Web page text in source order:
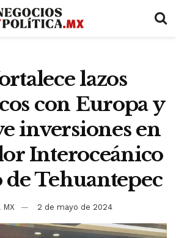
lazos
con Europa y
inversiones en
Interoceánico
Tehuantepec
2 de mayo de 2024